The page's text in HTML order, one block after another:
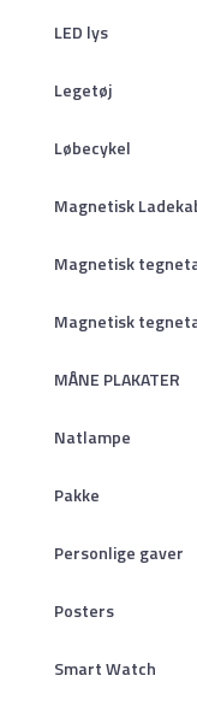
LED lys
Legetøj
Løbecykel
Magnetisk
Magnetisk
Magnetisk
MÅNE PLAKATER
Natlampe
Pakke
Personlige gaver
Posters
Smart Watch